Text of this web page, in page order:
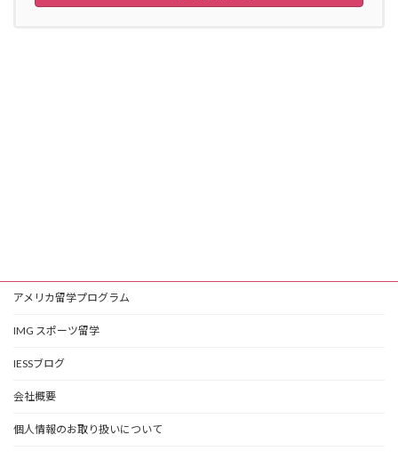
アメリカ留学プログラム
IMG スポーツ留学
IESSブログ
会社概要
個人情報のお取り扱いについて